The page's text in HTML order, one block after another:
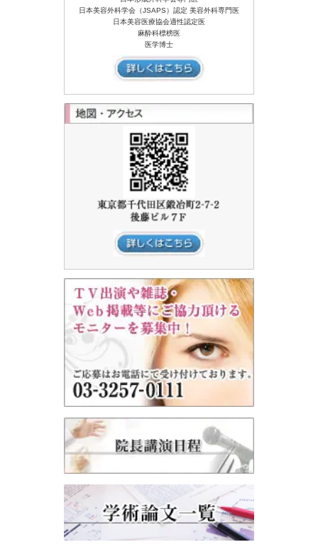
日本美容外科学会（JSAPS）認定 美容外科専門医
日本美容医療協会適性認定医
麻酔科標榜医
医学博士